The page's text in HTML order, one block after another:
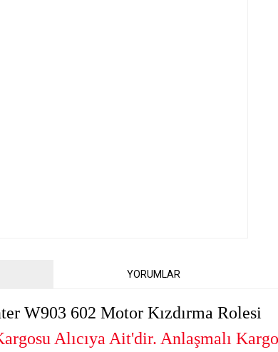
YORUMLAR
W903 602 Motor Kızdırma Rolesi
Alıcıya Ait'dir. Anlaşmalı